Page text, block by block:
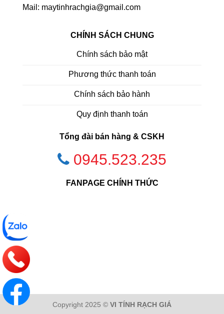
Mail: maytinhrachgia@gmail.com
CHÍNH SÁCH CHUNG
Chính sách bảo mật
Phương thức thanh toán
Chính sách bảo hành
Quy định thanh toán
Tổng đài bán hàng & CSKH
0945.523.235
FANPAGE CHÍNH THỨC
Copyright 2025 © VI TÍNH RẠCH GIÁ